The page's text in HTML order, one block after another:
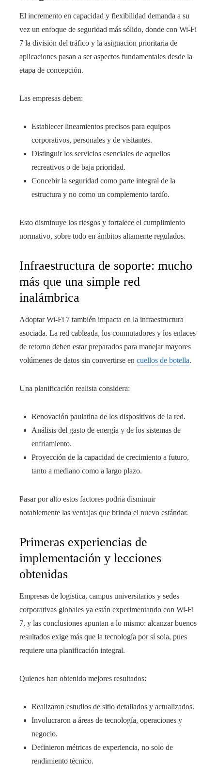
El incremento en capacidad y flexibilidad demanda a su
vez un enfoque de seguridad más sólido, donde con Wi‑Fi
7 la división del tráfico y la asignación prioritaria de
aplicaciones pasan a ser aspectos fundamentales desde la
etapa de concepción.
Las empresas deben:
Establecer lineamientos precisos para equipos
corporativos, personales y de visitantes.
Distinguir los servicios esenciales de aquellos
recreativos o de baja prioridad.
Concebir la seguridad como parte integral de la
estructura y no como un complemento tardío.
Esto disminuye los riesgos y fortalece el cumplimiento
normativo, sobre todo en ámbitos altamente regulados.
Infraestructura de soporte: mucho
más que una simple red
inalámbrica
Adoptar Wi‑Fi 7 también impacta en la infraestructura
asociada. La red cableada, los conmutadores y los enlaces
de retorno deben estar preparados para manejar mayores
volúmenes de datos sin convertirse en cuellos de botella.
Una planificación realista considera:
Renovación paulatina de los dispositivos de la red.
Análisis del gasto de energía y de los sistemas de
enfriamiento.
Proyección de la capacidad de crecimiento a futuro,
tanto a mediano como a largo plazo.
Pasar por alto estos factores podría disminuir
notablemente las ventajas que brinda el nuevo estándar.
Primeras experiencias de
implementación y lecciones
obtenidas
Empresas de logística, campus universitarios y sedes
corporativas globales ya están experimentando con Wi‑Fi
7, y las conclusiones apuntan a lo mismo: alcanzar buenos
resultados exige más que la tecnología por sí sola, pues
requiere una planificación integral.
Quienes han obtenido mejores resultados:
Realizaron estudios de sitio detallados y actualizados.
Involucraron a áreas de tecnología, operaciones y
negocio.
Definieron métricas de experiencia, no solo de
rendimiento técnico.